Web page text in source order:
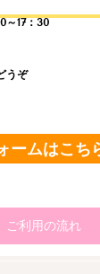
～17：30
うぞ
ームはこち
ご利用の流れ